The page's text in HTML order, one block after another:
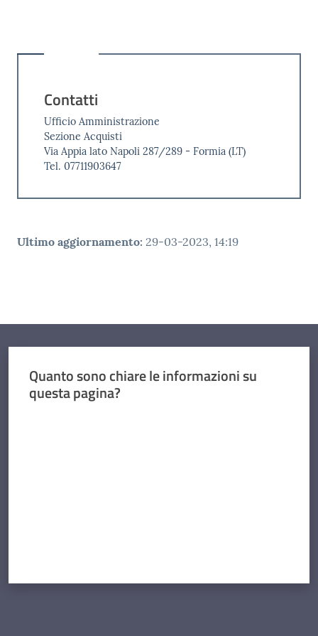
Contatti
Ufficio Amministrazione
Sezione Acquisti
Via Appia lato Napoli 287/289 - Formia (LT)
Tel. 07711903647
Ultimo aggiornamento: 29-03-2023, 14:19
Quanto sono chiare le informazioni su
questa pagina?